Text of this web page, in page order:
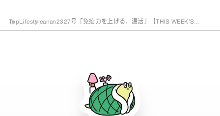
Top Lifestyleanan2327号「免疫力を上げる、温活」【THIS WEEK’S